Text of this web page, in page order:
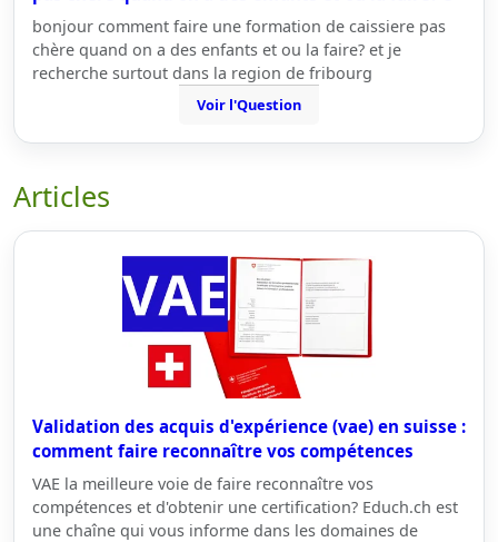
bonjour comment faire une formation de caissiere pas
chère quand on a des enfants et ou la faire? et je
recherche surtout dans la region de fribourg
Voir l'Question
Articles
Validation des acquis d'expérience (vae) en suisse :
comment faire reconnaître vos compétences
VAE la meilleure voie de faire reconnaître vos
compétences et d'obtenir une certification? Educh.ch est
une chaîne qui vous informe dans les domaines de